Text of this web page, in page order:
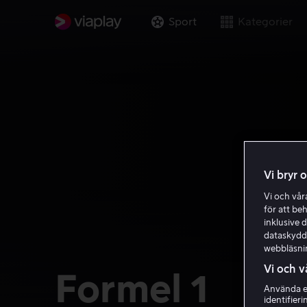
Sport Kategorier
Formel 1
Vi bryr
Vi och
för att
inklusive
Vi och
Använda